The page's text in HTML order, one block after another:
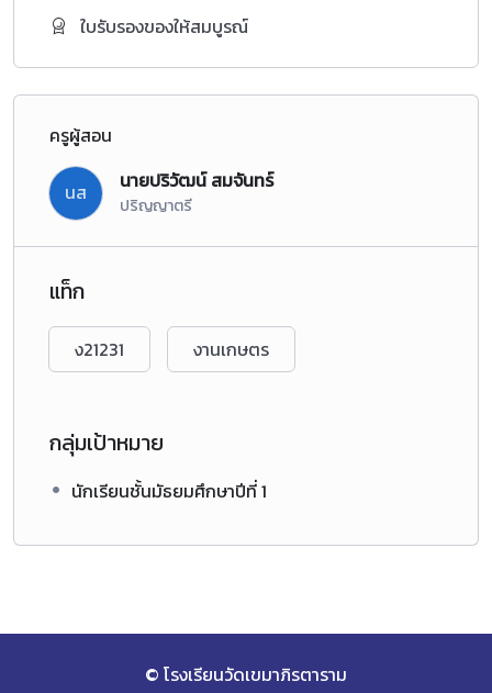
ใบรับรองของให้สมบูรณ์
ครูผู้สอน
นส นายปริวัฒน์ สมจันทร์
ปริญญาตรี
แท็ก
ง21231 งานเกษตร
กลุ่มเป้าหมาย
นักเรียนชั้นมัธยมศึกษาปีที่ 1
© โรงเรียนวัดเขมาภิรตาราม